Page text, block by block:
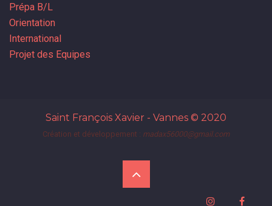
Prépa B/L
Orientation
International
Projet des Equipes
Saint François Xavier - Vannes © 2020
Création et développement : madax56000@gmail.com